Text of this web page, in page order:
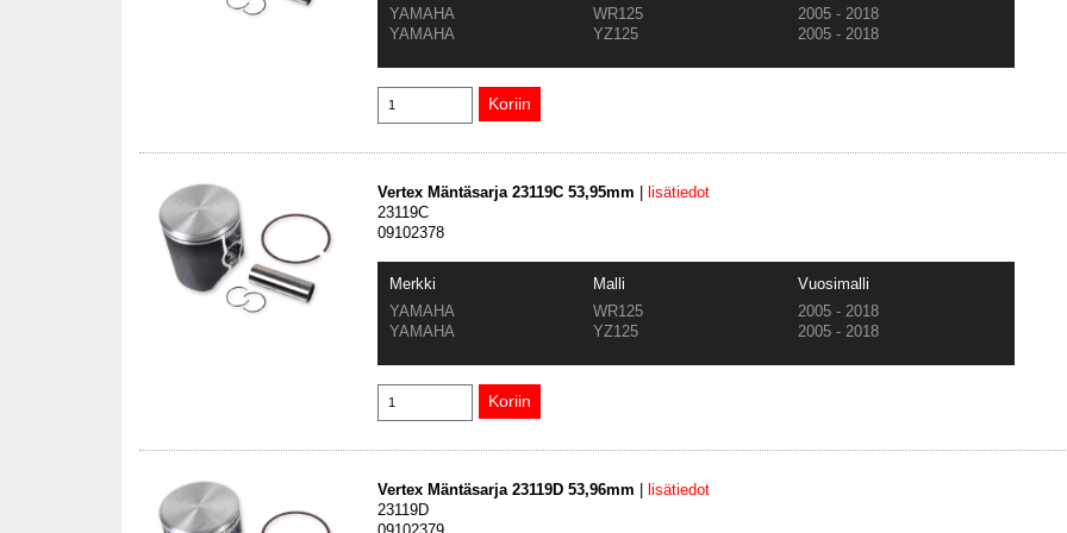
YAMAHA WR125
2005 - 2018
YAMAHA
YZ125 2005 - 2018
Vertex Mäntäsarja 23119C 53,95mm
lisätiedot
23119C
09102378
Merkki Malli
Vuosimalli
YAMAHA
WR125
2005 - 2018
YAMAHA
YZ125 2005 - 2018
Vertex Mäntäsarja 23119D 53,96mm
lisätiedot
23119D